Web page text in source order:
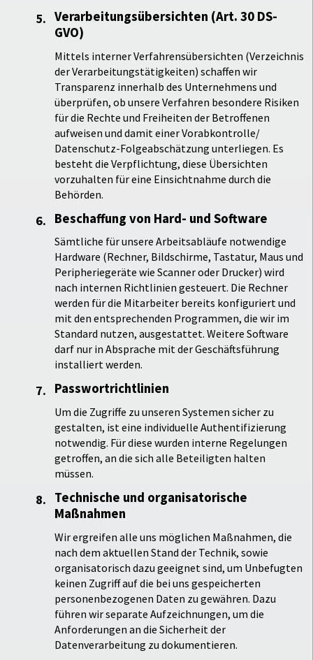
Verarbeitungsübersichten (Art. 30 DS-
GVO)
Mittels interner Verfahrensübersichten (Verzeichnis
der Verarbeitungstätigkeiten) schaffen wir
Transparenz innerhalb des Unternehmens und
überprüfen, ob unsere Verfahren besondere Risiken
für die Rechte und Freiheiten der Betroffenen
aufweisen und damit einer Vorabkontrolle/
Datenschutz-Folgeabschätzung unterliegen. Es
besteht die Verpflichtung, diese Übersichten
vorzuhalten für eine Einsichtnahme durch die
Behörden.
Beschaffung von Hard- und Software
Sämtliche für unsere Arbeitsabläufe notwendige
Hardware (Rechner, Bildschirme, Tastatur, Maus und
Peripheriegeräte wie Scanner oder Drucker) wird
nach internen Richtlinien gesteuert. Die Rechner
werden für die Mitarbeiter bereits konfiguriert und
mit den entsprechenden Programmen, die wir im
Standard nutzen, ausgestattet. Weitere Software
darf nur in Absprache mit der Geschäftsführung
installiert werden.
Passwortrichtlinien
Um die Zugriffe zu unseren Systemen sicher zu
gestalten, ist eine individuelle Authentifizierung
notwendig. Für diese wurden interne Regelungen
getroffen, an die sich alle Beteiligten halten
müssen.
Technische und organisatorische
Maßnahmen
Wir ergreifen alle uns möglichen Maßnahmen, die
nach dem aktuellen Stand der Technik, sowie
organisatorisch dazu geeignet sind, um Unbefugten
keinen Zugriff auf die bei uns gespeicherten
personenbezogenen Daten zu gewähren. Dazu
führen wir separate Aufzeichnungen, um die
Anforderungen an die Sicherheit der
Datenverarbeitung zu dokumentieren.